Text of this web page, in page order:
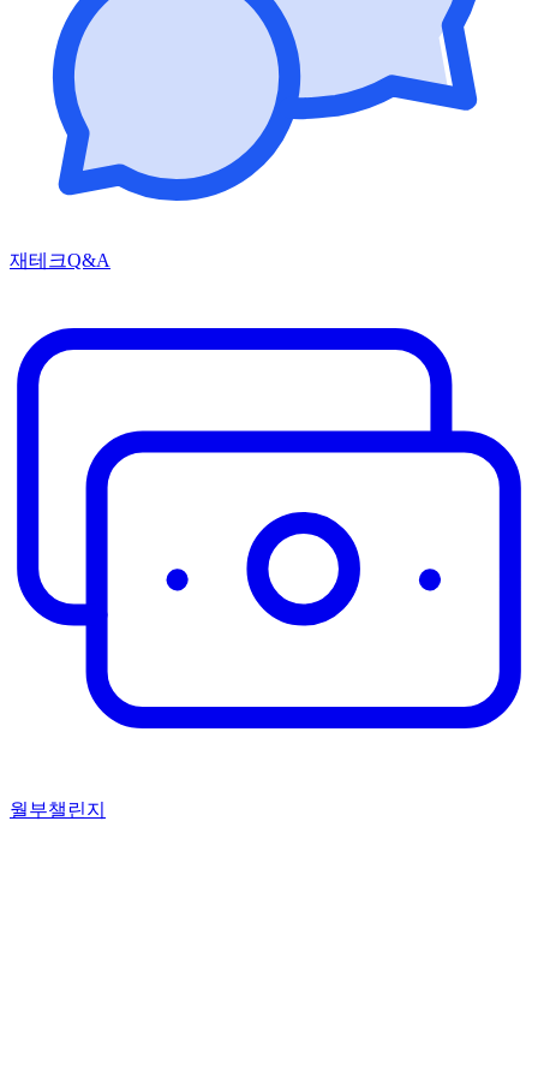
재테크Q&A
월부챌린지